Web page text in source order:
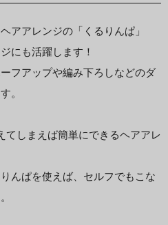
アアレンジの「くるりんぱ」
にも活躍します！
フアップや編み下ろしなどのダ
。
てしまえば簡単にできるヘアアレ
んぱを使えば、セルフでもこな